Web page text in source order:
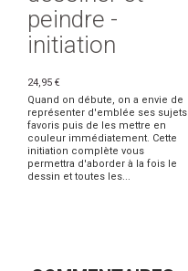
peindre -
initiation
24,95 €
Quand on débute, on a envie de
représenter d'emblée ses sujets
favoris puis de les mettre en
couleur immédiatement. Cette
initiation complète vous
permettra d'aborder à la fois le
dessin et toutes les...